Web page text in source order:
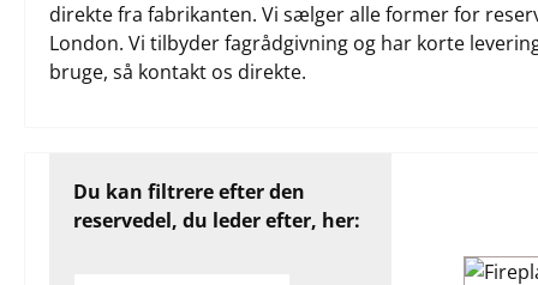
direkte fra fabrikanten. Vi sælger alle former for
London. Vi tilbyder fagrådgivning og har korte
bruge, så kontakt os direkte.
Du kan filtrere efter den
reservedel, du leder efter, her: